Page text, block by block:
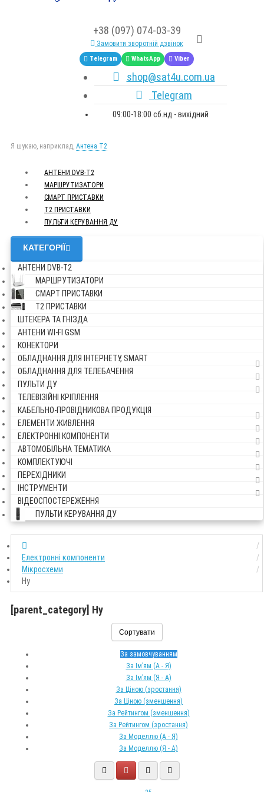
+38 (097) 074-03-39
Замовити зворотній дзвінок
Telegram WhatsApp Viber
shop@sat4u.com.ua
Telegram
09:00-18:00 сб.нд - вихідний
Я шукаю, наприклад, Антена Т2
АНТЕНИ DVB-Т2
МАРШРУТИЗАТОРИ
СМАРТ ПРИСТАВКИ
Т2 ПРИСТАВКИ
ПУЛЬТИ КЕРУВАННЯ ДУ
КАТЕГОРІЇ
АНТЕНИ DVB-Т2
МАРШРУТИЗАТОРИ
СМАРТ ПРИСТАВКИ
Т2 ПРИСТАВКИ
ШТЕКЕРА ТА ГНІЗДА
АНТЕНИ WI-FI GSM
КОНЕКТОРИ
ОБЛАДНАННЯ ДЛЯ ІНТЕРНЕТУ, SMART
ОБЛАДНАННЯ ДЛЯ ТЕЛЕБАЧЕННЯ
ПУЛЬТИ ДУ
ТЕЛЕВІЗІЙНІ КРІПЛЕННЯ
КАБЕЛЬНО-ПРОВІДНИКОВА ПРОДУКЦІЯ
ЕЛЕМЕНТИ ЖИВЛЕННЯ
ЕЛЕКТРОННІ КОМПОНЕНТИ
АВТОМОБІЛЬНА ТЕМАТИКА
КОМПЛЕКТУЮЧІ
ПЕРЕХІДНИКИ
ІНСТРУМЕНТИ
ВІДЕОСПОСТЕРЕЖЕННЯ
ПУЛЬТИ КЕРУВАННЯ ДУ
Електронні компоненти
Мікросхеми
Hy
[parent_category] Hy
Сортувати
За замовчуванням
За Ім’ям (A - Я)
За Ім’ям (Я - A)
За Ціною (зростання)
За Ціною (зменшення)
За Рейтингом (зменшення)
За Рейтингом (зростання)
За Моделлю (A - Я)
За Моделлю (Я - A)